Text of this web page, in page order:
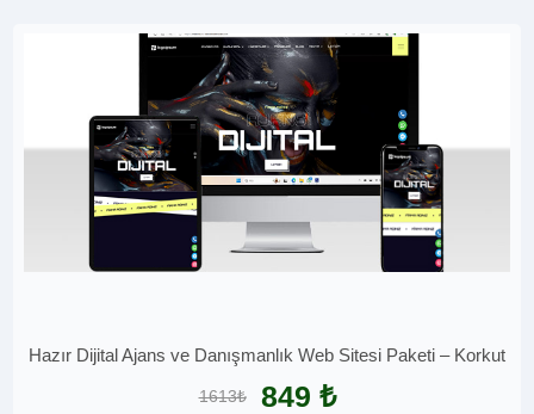
Hazır Dijital Ajans ve Danışmanlık Web Sitesi Paketi – Korkut
1613₺ 849 ₺